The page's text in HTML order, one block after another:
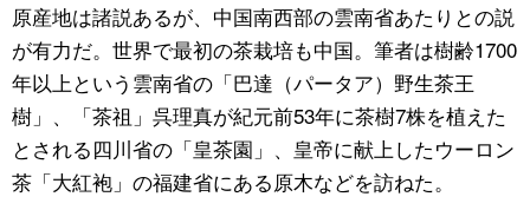
原産地は諸説あるが、中国南西部の雲南省あたりとの説
が有力だ。世界で最初の茶栽培も中国。筆者は樹齢1700
年以上という雲南省の「巴達（パータア）野生茶王
樹」、「茶祖」呉理真が紀元前53年に茶樹7株を植えた
とされる四川省の「皇茶園」、皇帝に献上したウーロン
茶「大紅袍」の福建省にある原木などを訪ねた。